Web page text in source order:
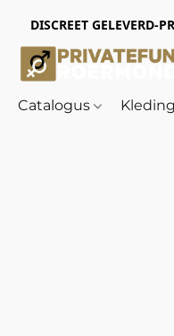
DISCREET GELEVERD-
Catalogus